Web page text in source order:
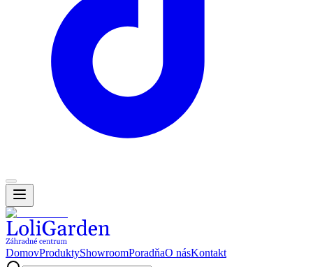
DomovProduktyShowroomPoradňaO násKontakt